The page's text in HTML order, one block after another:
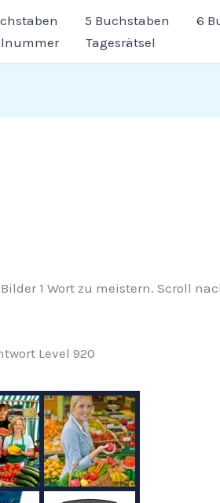
5 Buchstaben 6
Tagesrätsel
1 Wort zu meistern. Scroll
Level 920